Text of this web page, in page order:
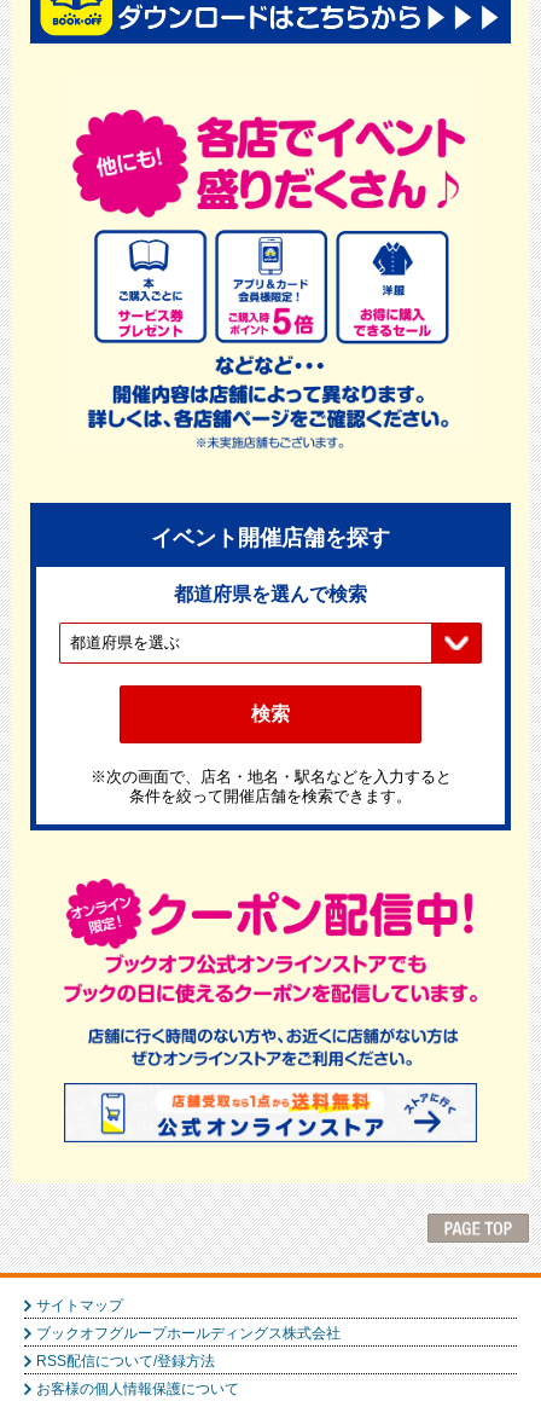
イベント開催店舗を探す
都道府県を選んで検索
※次の画面で、店名・地名・駅名などを入力すると
条件を絞って開催店舗を検索できます。
サイトマップ
ブックオフグループホールディングス株式会社
RSS配信について/登録方法
お客様の個人情報保護について